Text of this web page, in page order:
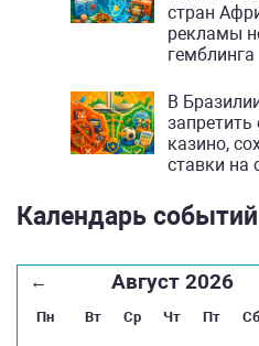
стран
рекламы
гемблинга
В
запретить
казино,
ставки на
Календарь событий
← Август 2026
Пн Вт Ср Чт Пт Сб